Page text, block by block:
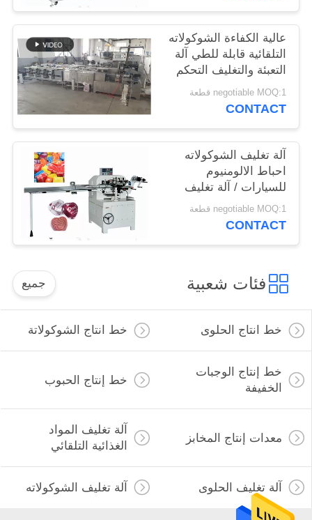
عالية الكفاءة الشوكولاته
التلقائية قابلة للطي آلة
التعبئة والتغليف التحكم
في التردد
negotiable MOQ:1 قطعة
CONTACT
آلة تغليف الشوكولاته
احباط الالومنيوم
للسيارات / آلة تغليف
الطي المغلف
negotiable MOQ:1 قطعة
CONTACT
فئات شعبية جميع
خط انتاج الحلوى خط انتاج الشوكولاتة
خط إنتاج الوجبات
الخفيفة
خط إنتاج الحبوب
معدات إنتاج المخابز
آلة تغليف المواد
الغذائية التلقائي
آلة تغليف الحلوى آلة تغليف الشوكولاته